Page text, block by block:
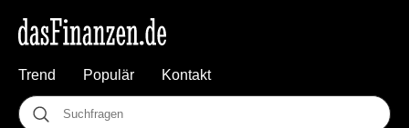
Trend Populär Kontakt